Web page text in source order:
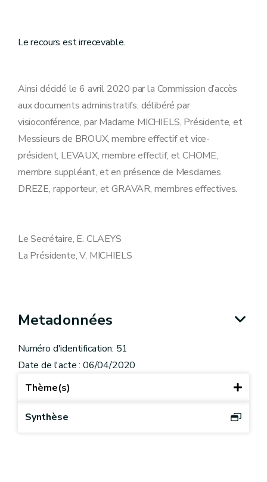
Le recours est irrecevable.
Ainsi décidé le 6 avril 2020 par la Commission d’accès
aux documents administratifs, délibéré par
visioconférence, par Madame MICHIELS, Présidente, et
Messieurs de BROUX, membre effectif et vice-
président, LEVAUX, membre effectif, et CHOME,
membre suppléant, et en présence de Mesdames
DREZE, rapporteur, et GRAVAR, membres effectives.
Le Secrétaire, E. CLAEYS
La Présidente, V. MICHIELS
Metadonnées
Numéro d'identification: 51
Date de l'acte : 06/04/2020
Thème(s)
Synthèse